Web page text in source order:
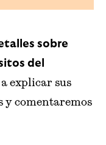
sobre
del
explicar sus
y comentaremos